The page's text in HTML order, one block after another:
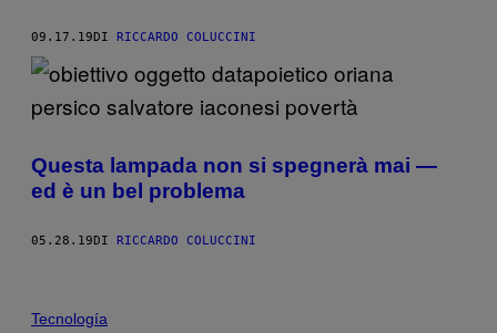
09.17.19DI RICCARDO COLUCCINI
Questa lampada non si spegnerà mai —
ed è un bel problema
05.28.19 DI RICCARDO COLUCCINI
Tecnología